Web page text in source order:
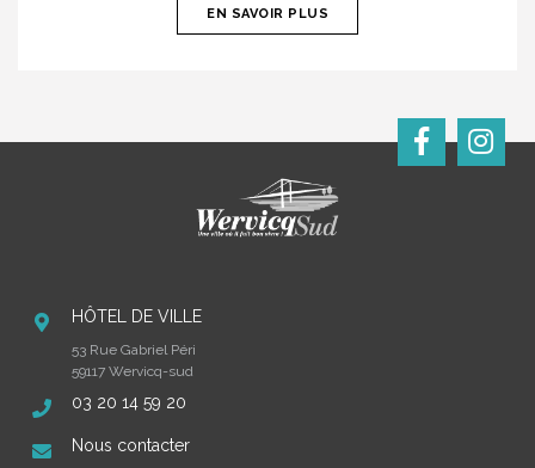
EN SAVOIR PLUS
HÔTEL DE VILLE
53 Rue Gabriel Péri
59117 Wervicq-sud
03 20 14 59 20
Nous contacter